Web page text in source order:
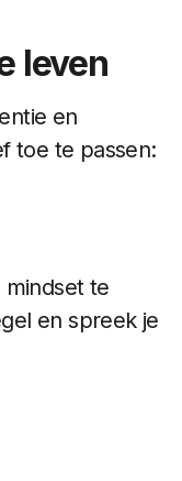
leven
en
toe te passen:
mindset te
en spreek je